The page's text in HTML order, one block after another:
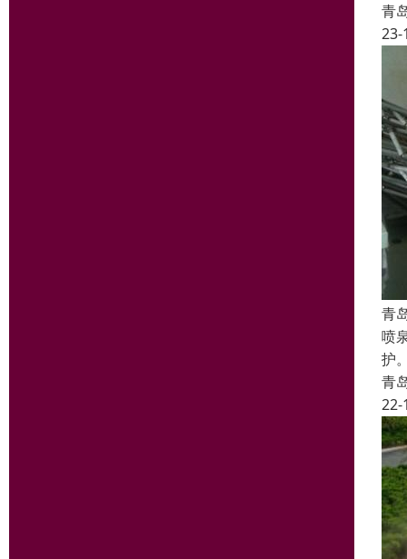
青
23-
青
喷
护
青
22-